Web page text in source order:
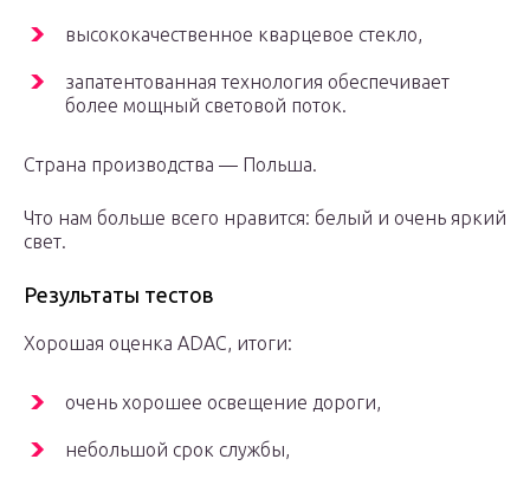
высококачественное кварцевое стекло,
запатентованная технология обеспечивает
более мощный световой поток.
Страна производства — Польша.
Что нам больше всего нравится: белый и очень яркий
свет.
Результаты тестов
Хорошая оценка ADAC, итоги:
очень хорошее освещение дороги,
небольшой срок службы,